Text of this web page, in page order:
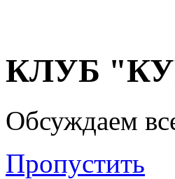
КЛУБ
Обсуждаем
Пропустить